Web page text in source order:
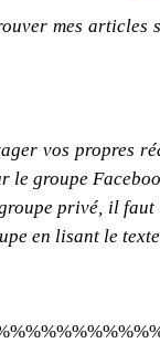
mes
vos propres
le groupe
privé, il faut
en lisant le